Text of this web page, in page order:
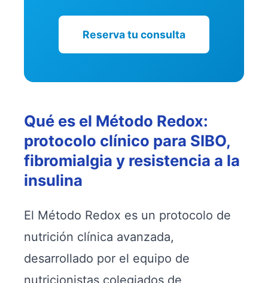
Reserva tu consulta
Qué es el Método Redox:
protocolo clínico para SIBO,
fibromialgia y resistencia a la
insulina
El Método Redox es un protocolo de
nutrición clínica avanzada,
desarrollado por el equipo de
nutricionistas colegiados de